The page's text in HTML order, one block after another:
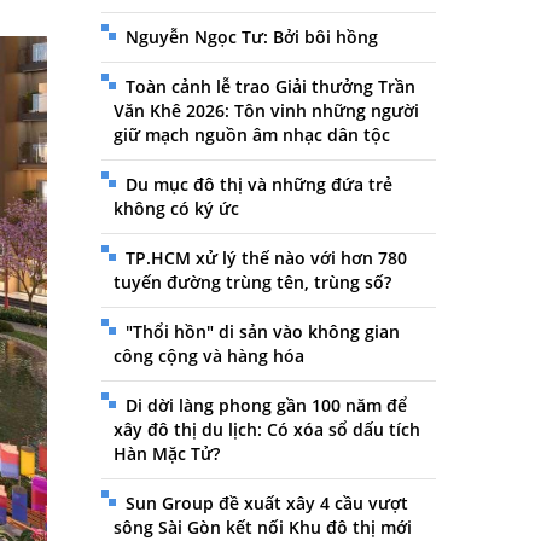
Nguyễn Ngọc Tư: Bởi bôi hồng
Toàn cảnh lễ trao Giải thưởng Trần
Văn Khê 2026: Tôn vinh những người
giữ mạch nguồn âm nhạc dân tộc
Du mục đô thị và những đứa trẻ
không có ký ức
TP.HCM xử lý thế nào với hơn 780
tuyến đường trùng tên, trùng số?
"Thổi hồn" di sản vào không gian
công cộng và hàng hóa
Di dời làng phong gần 100 năm để
xây đô thị du lịch: Có xóa sổ dấu tích
Hàn Mặc Tử?
Sun Group đề xuất xây 4 cầu vượt
sông Sài Gòn kết nối Khu đô thị mới